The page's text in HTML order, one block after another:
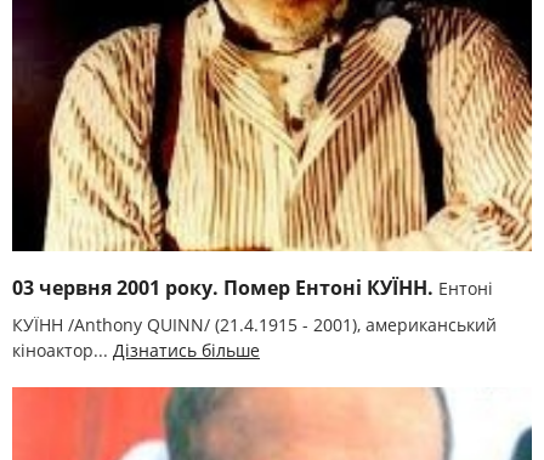
03 червня 2001 року. Помер Ентоні КУЇНН. Ентоні
КУЇНН /Anthony QUІNN/ (21.4.1915 - 2001), американський
кіноактор... Дізнатись більше